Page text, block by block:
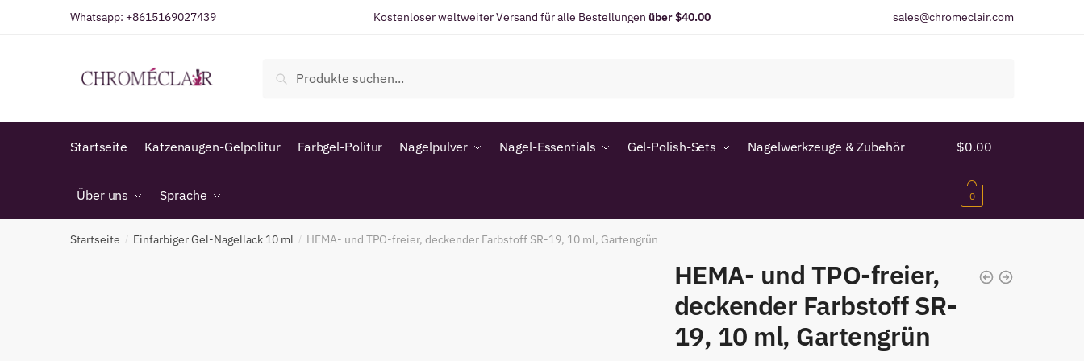
Whatsapp: +8615169027439 Kostenloser weltweiter Versand für alle Bestellungen über $40.00 sales@chromeclair.com
nach:
Suche
Startseite Katzenaugen-Gelpolitur Farbgel-Politur Nagelpulver Nagel-Essentials Gel-Polish-Sets Nagelwerkzeuge & Zubehör
Über uns Sprache
$0.00
0
Startseite / Einfarbiger Gel-Nagellack 10 ml / HEMA- und TPO-freier, deckender Farbstoff SR-19, 10 ml, Gartengrün
HEMA- und TPO-freier,
deckender Farbstoff SR-
19, 10 ml, Gartengrün